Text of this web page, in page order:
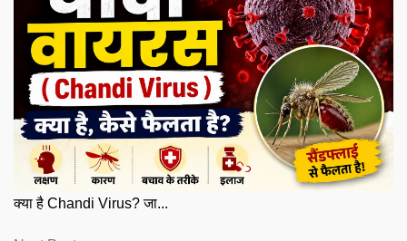
क्या है Chandi Virus? जा...